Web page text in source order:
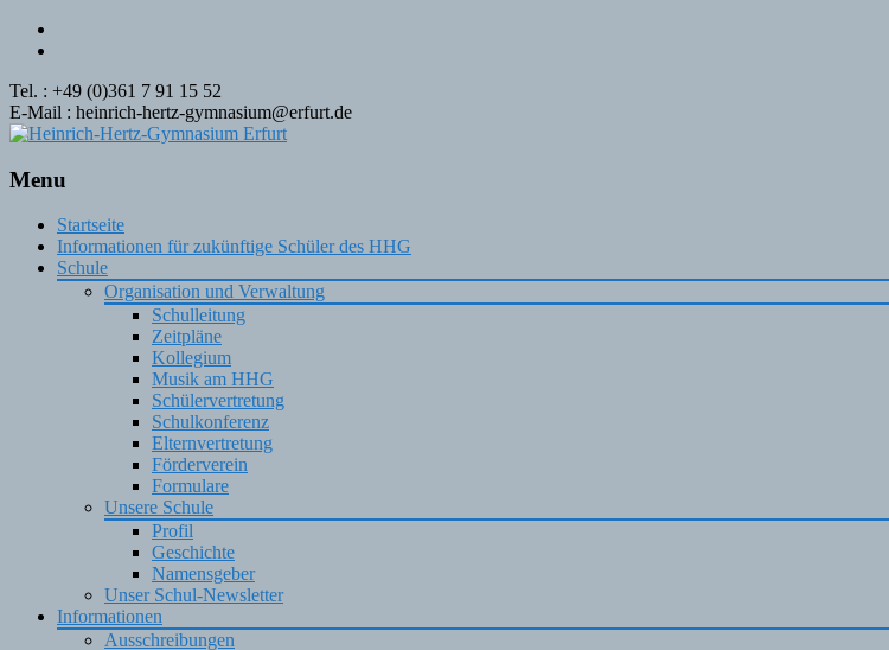
Tel. : +49 (0)361 7 91 15 52
E-Mail : heinrich-hertz-gymnasium@erfurt.de
Menu
Skip
content
Startseite
Informationen für zukünftige Schüler des HHG
Schule
Organisation und Verwaltung
Schulleitung
Zeitpläne
Kollegium
Musik am HHG
Schülervertretung
Schulkonferenz
Elternvertretung
Förderverein
Formulare
Unsere Schule
Profil
Geschichte
Namensgeber
Unser Schul-Newsletter
Informationen
Ausschreibungen